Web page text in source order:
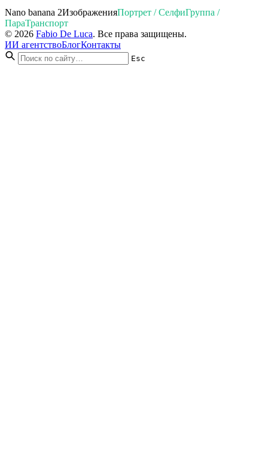
Nano banana 2ИзображенияПортрет / СелфиГруппа /
ПараТранспорт
© 2026 Fabio De Luca. Все права защищены.
ИИ агентствоБлогКонтакты
Esc